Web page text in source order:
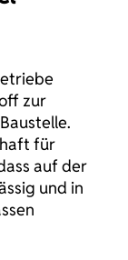
zur
für
auf der
und in